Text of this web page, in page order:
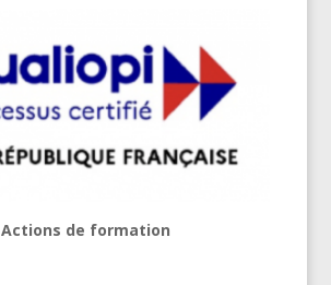
Actions de formation